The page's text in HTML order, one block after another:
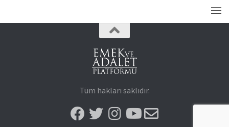
Tüm hakları saklıdır.